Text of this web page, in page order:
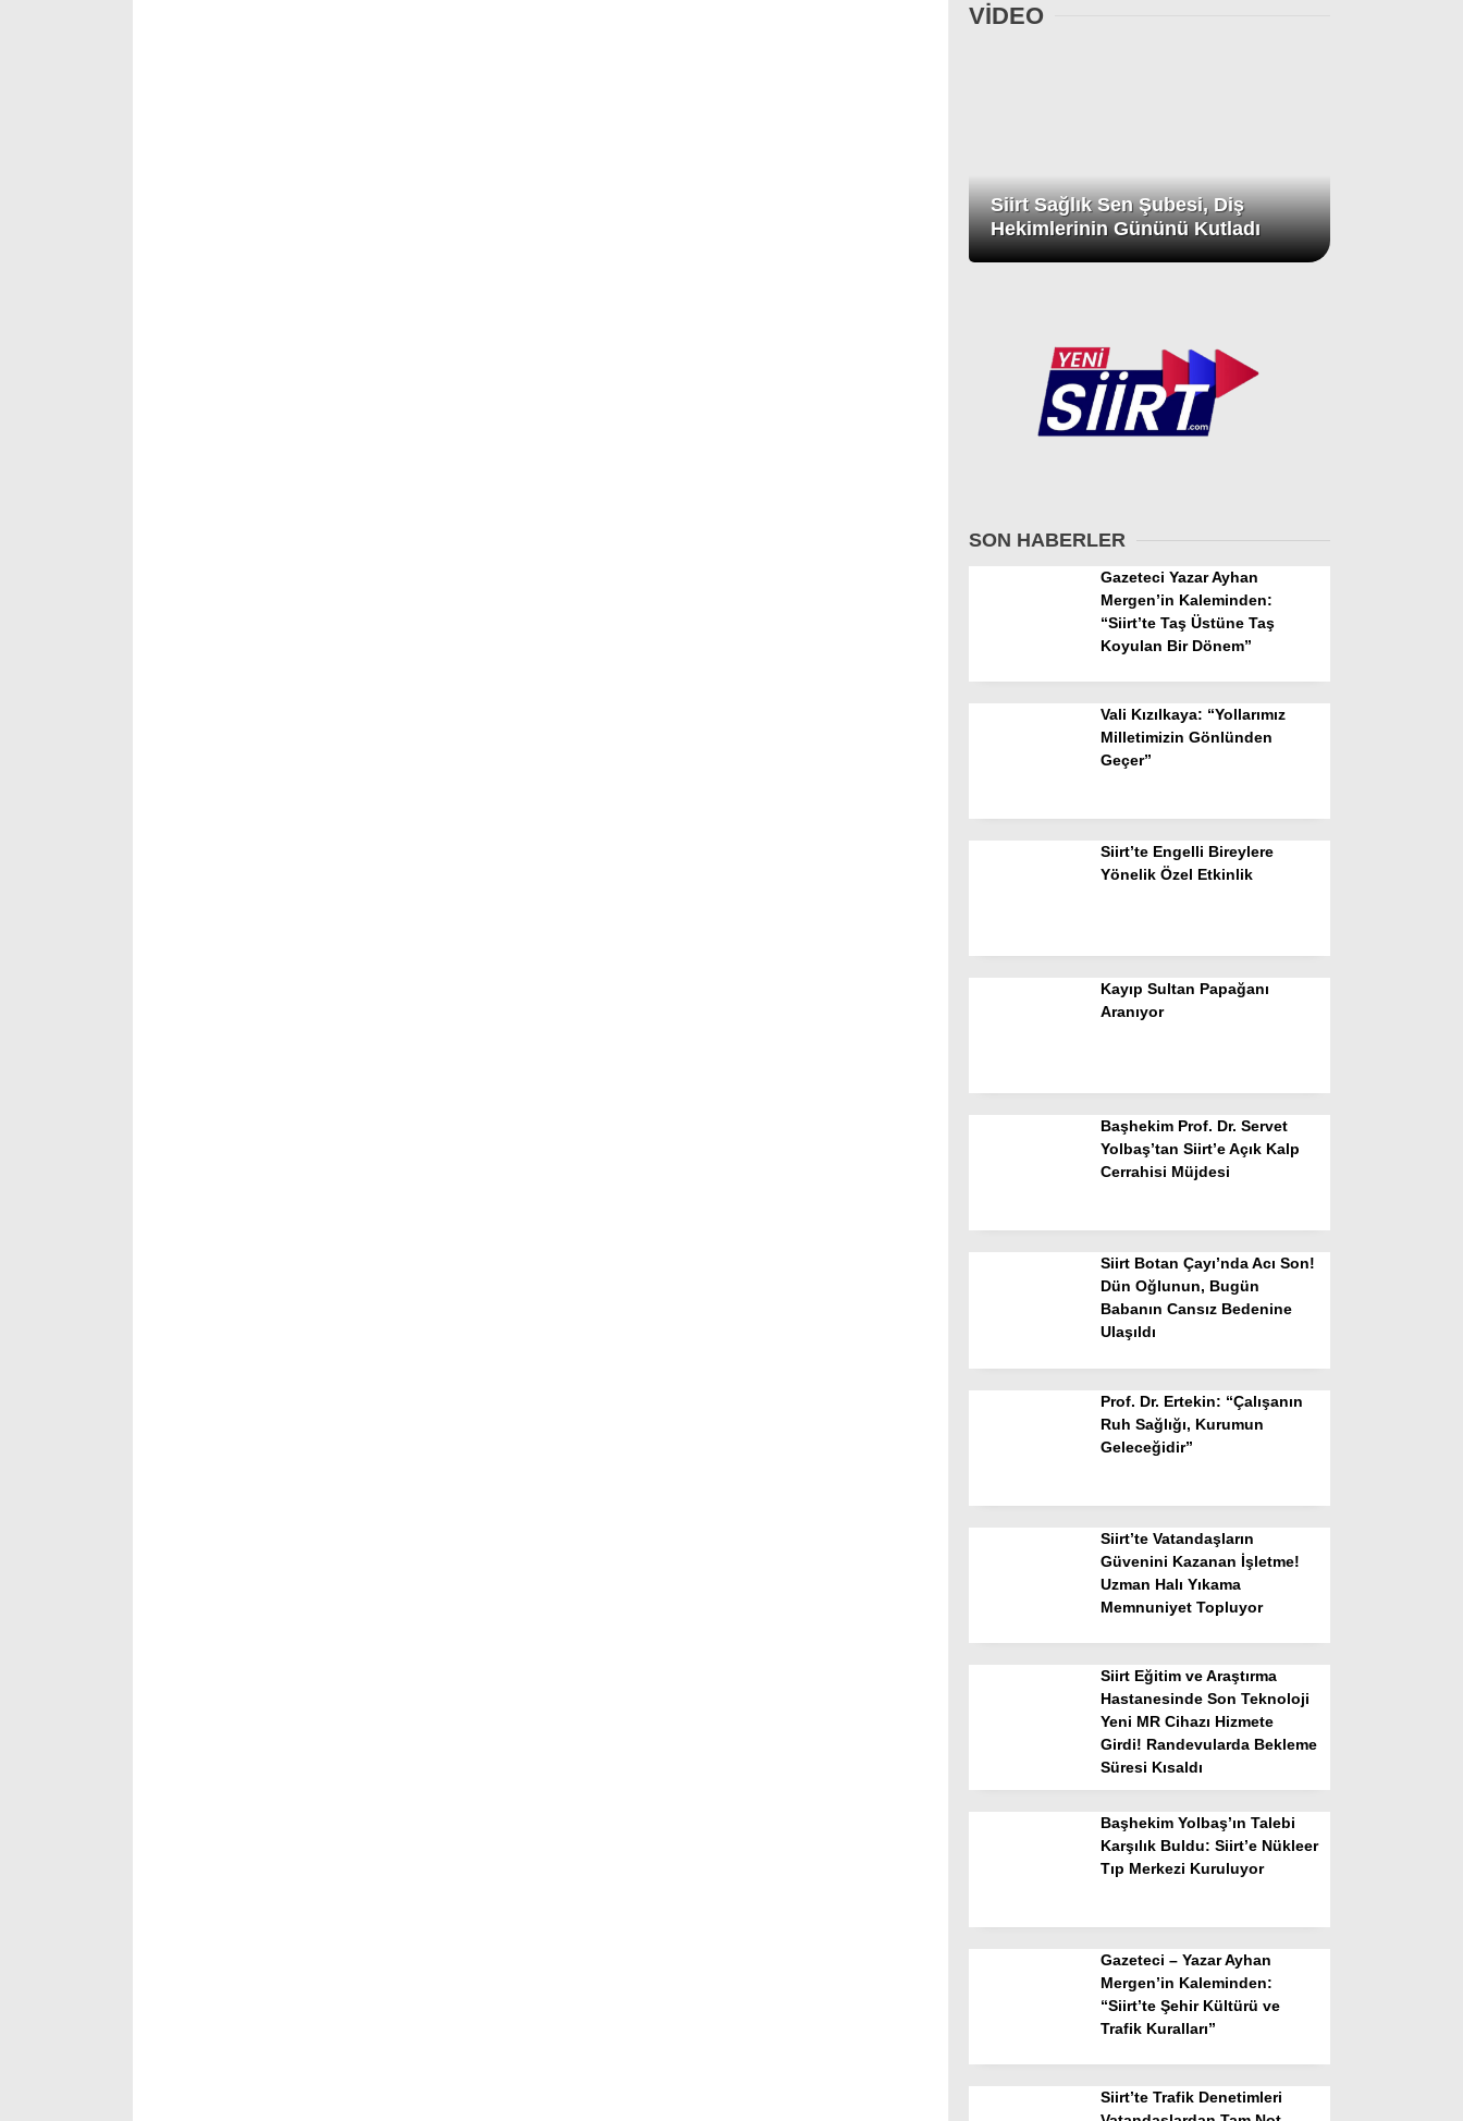
VİDEO
Siirt Sağlık Sen Şubesi, Diş
Hekimlerinin Gününü Kutladı
SON HABERLER
Gazeteci Yazar Ayhan
Mergen’in Kaleminden:
“Siirt’te Taş Üstüne Taş
Koyulan Bir Dönem”
Vali Kızılkaya: “Yollarımız
Milletimizin Gönlünden
Geçer”
Siirt’te Engelli Bireylere
Yönelik Özel Etkinlik
Kayıp Sultan Papağanı
Aranıyor
Başhekim Prof. Dr. Servet
Yolbaş’tan Siirt’e Açık Kalp
Cerrahisi Müjdesi
Siirt Botan Çayı’nda Acı Son!
Dün Oğlunun, Bugün
Babanın Cansız Bedenine
Ulaşıldı
Prof. Dr. Ertekin: “Çalışanın
Ruh Sağlığı, Kurumun
Geleceğidir”
Siirt’te Vatandaşların
Güvenini Kazanan İşletme!
Uzman Halı Yıkama
Memnuniyet Topluyor
Siirt Eğitim ve Araştırma
Hastanesinde Son Teknoloji
Yeni MR Cihazı Hizmete
Girdi! Randevularda Bekleme
Süresi Kısaldı
Başhekim Yolbaş’ın Talebi
Karşılık Buldu: Siirt’e Nükleer
Tıp Merkezi Kuruluyor
Gazeteci – Yazar Ayhan
Mergen’in Kaleminden:
“Siirt’te Şehir Kültürü ve
Trafik Kuralları”
Siirt’te Trafik Denetimleri